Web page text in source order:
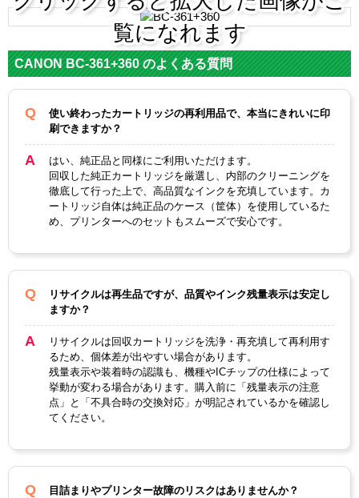
純正型
番
BC-
361XL
BC-
360XL
BC-361 BC-360
カテゴ
リ
BC-361+360シリーズ
カラー
3色カラ
ー
ブラッ
3色カラ
ブラッ
顔料・
染料
染料 顔料 染料
ICチッ
プ
あり
リサイクルインク
覧になれます
CANON BC-361+360 のよくある質問
使い終わったカートリッジの再利用品で、本当にきれいに印
刷できますか？
はい、純正品と同様にご利用いただけます。
回収した純正カートリッジを厳選し、内部のクリーニングを
徹底して行った上で、高品質なインクを充填しています。カ
ートリッジ自体は純正品のケース（筐体）を使用しているた
め、プリンターへのセットもスムーズで安心です。
リサイクルは再生品ですが、品質やインク残量表示は安定し
ますか？
リサイクルは回収カートリッジを洗浄・再充填して再利用す
るため、個体差が出やすい場合があります。
残量表示や装着時の認識も、機種やICチップの仕様によって
挙動が変わる場合があります。購入前に「残量表示の注意
点」と「不具合時の交換対応」が明記されているかを確認し
てください。
目詰まりやプリンター故障のリスクはありませんか？